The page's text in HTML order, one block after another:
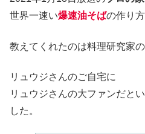
世界一速い爆速油そばの作り
教えてくれたのは料理研究家
リュウジさんのご自宅に
リュウジさんの大ファンだと
した。